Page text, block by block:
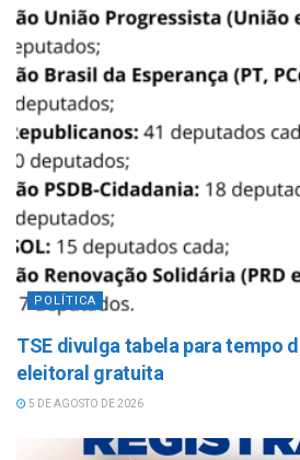
POLÍTICA
TSE divulga tabela para tempo
eleitoral gratuita
5 DE AGOSTO DE 2026